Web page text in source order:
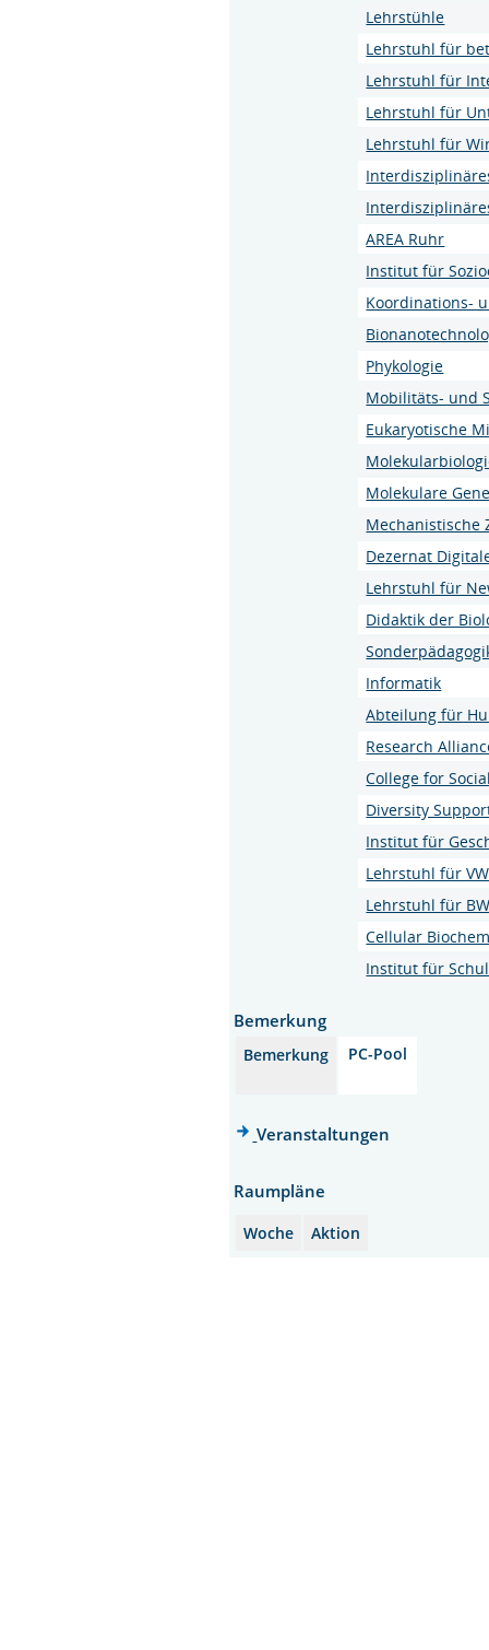
Lehrstühle
Lehrstuhl für
Lehrstuhl für
Lehrstuhl für
Lehrstuhl für
AREA Ruhr
Institut für
Koordinations-
Phykologie
Mobilitäts- und
Eukaryotische
Molekulare
Mechanistische
Dezernat
Lehrstuhl für
Didaktik der
Informatik
Abteilung für
Research
College for
Diversity
Institut für
Lehrstuhl für
Lehrstuhl für
Cellular
Institut für
Bemerkung
Bemerkung PC-Pool
Veranstaltungen
Raumpläne
Woche Aktion